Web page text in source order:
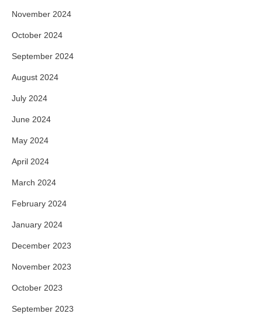
November 2024
October 2024
September 2024
August 2024
July 2024
June 2024
May 2024
April 2024
March 2024
February 2024
January 2024
December 2023
November 2023
October 2023
September 2023